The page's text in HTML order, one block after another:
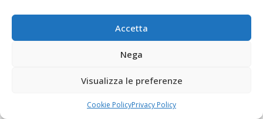
Accetta
Nega
Visualizza le preferenze
Cookie PolicyPrivacy Policy